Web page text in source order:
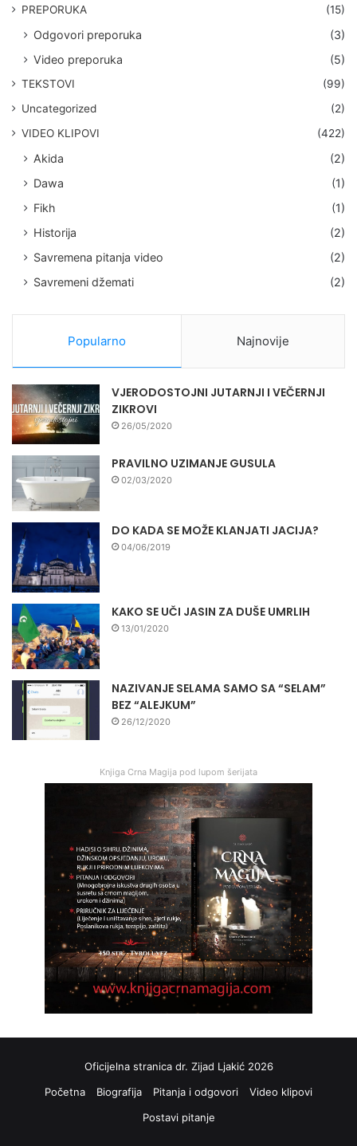
PREPORUKA (15)
Odgovori preporuka
(3)
Video preporuka
(5)
TEKSTOVI
(99)
Uncategorized
(2)
VIDEO KLIPOVI
(422)
Akida
(2)
Dawa
(1)
Fikh
(1)
Historija
(2)
Savremena pitanja video
(2)
Savremeni džemati
(2)
Popularno Najnovije
VJERODOSTOJNI JUTARNJI I VEČERNJI
ZIKROVI
26/05/2020
PRAVILNO UZIMANJE GUSULA
02/03/2020
DO KADA SE MOŽE KLANJATI JACIJA?
04/06/2019
KAKO SE UČI JASIN ZA DUŠE UMRLIH
13/01/2020
NAZIVANJE SELAMA SAMO SA “SELAM”
BEZ “ALEJKUM”
26/12/2020
Knjiga Crna Magija pod lupom šerijata
Oficijelna stranica dr. Zijad Ljakić 2026
Početna
Biografija Pitanja i odgovori
Video klipovi
Postavi pitanje